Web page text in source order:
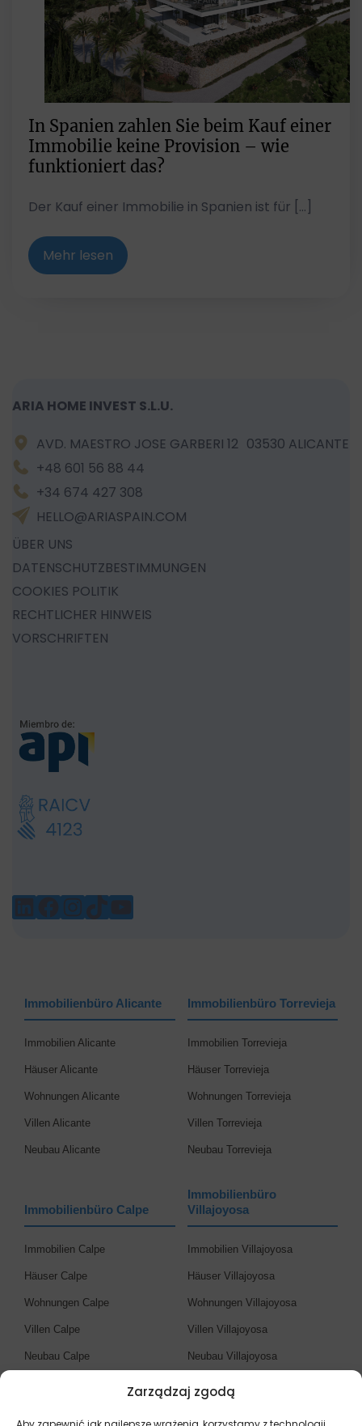
Zarządzaj zgodą
In Spanien zahlen Sie beim Kauf einer
Immobilie keine Provision – wie
funktioniert das?
Der Kauf einer Immobilie in Spanien ist für […]
Mehr lesen
ARIA HOME INVEST S.L.U.
AVD. MAESTRO JOSE GARBERI 12 03530 ALICANTE
+48 601 56 88 44
+34 674 427 308
HELLO@ARIASPAIN.COM
ÜBER UNS
DATENSCHUTZBESTIMMUNGEN
COOKIES POLITIK
RECHTLICHER HINWEIS
VORSCHRIFTEN
Immobilienbüro Alicante
Immobilien Alicante
Häuser Alicante
Wohnungen Alicante
Villen Alicante
Neubau Alicante
Immobilienbüro Torrevieja
Immobilien Torrevieja
Häuser Torrevieja
Wohnungen Torrevieja
Villen Torrevieja
Neubau Torrevieja
Immobilienbüro Calpe
Immobilien Calpe
Häuser Calpe
Wohnungen Calpe
Villen Calpe
Neubau Calpe
Immobilienbüro
Villajoyosa
Immobilien Villajoyosa
Häuser Villajoyosa
Wohnungen Villajoyosa
Villen Villajoyosa
Neubau Villajoyosa
Immobilienbüro Costa